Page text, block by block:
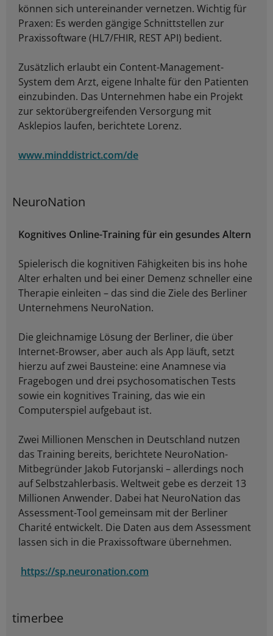
können sich untereinander vernetzen. Wichtig für
Praxen: Es werden gängige Schnittstellen zur
Praxissoftware (HL7/FHIR, REST API) bedient.
Zusätzlich erlaubt ein Content-Management-
System dem Arzt, eigene Inhalte für den Patienten
einzubinden. Das Unternehmen habe ein Projekt
zur sektorübergreifenden Versorgung mit
Asklepios laufen, berichtete Lorenz.
www.minddistrict.com/de
NeuroNation
Kognitives Online-Training für ein gesundes Altern
Spielerisch die kognitiven Fähigkeiten bis ins hohe
Alter erhalten und bei einer Demenz schneller eine
Therapie einleiten – das sind die Ziele des Berliner
Unternehmens NeuroNation.
Die gleichnamige Lösung der Berliner, die über
Internet-Browser, aber auch als App läuft, setzt
hierzu auf zwei Bausteine: eine Anamnese via
Fragebogen und drei psychosomatischen Tests
sowie ein kognitives Training, das wie ein
Computerspiel aufgebaut ist.
Zwei Millionen Menschen in Deutschland nutzen
das Training bereits, berichtete NeuroNation-
Mitbegründer Jakob Futorjanski – allerdings noch
auf Selbstzahlerbasis. Weltweit gebe es derzeit 13
Millionen Anwender. Dabei hat NeuroNation das
Assessment-Tool gemeinsam mit der Berliner
Charité entwickelt. Die Daten aus dem Assessment
lassen sich in die Praxissoftware übernehmen.
https://sp.neuronation.com
timerbee